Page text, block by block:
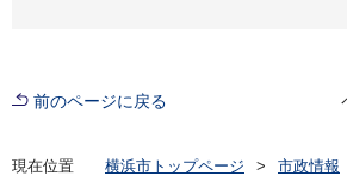
前のページに戻る
現在位置 横浜市トップページ
市政情報